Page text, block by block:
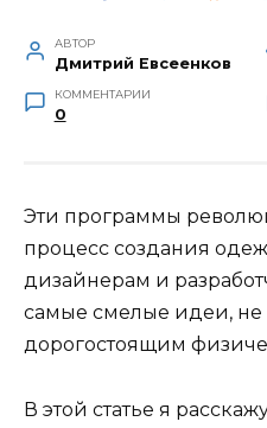
АВТОР
Дмитрий Евсеенков
КОММЕНТАРИИ
0
Эти программы
процесс создания
дизайнерам и
самые смелые идеи, не
дорогостоящим
В этой статье я